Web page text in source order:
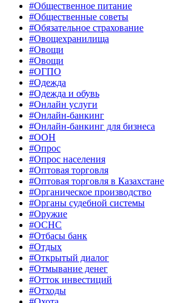
#Общественное питание
#Общественные советы
#Обязательное страхование
#Овощехранилища
#Овощи
#Овощи
#ОГПО
#Одежда
#Одежда и обувь
#Онлайн услуги
#Онлайн-банкинг
#Онлайн-банкинг для бизнеса
#ООН
#Опрос
#Опрос населения
#Оптовая торговля
#Оптовая торговля в Казахстане
#Органическое производство
#Органы судебной системы
#Оружие
#ОСНС
#Отбасы банк
#Отдых
#Открытый диалог
#Отмывание денег
#Отток инвестиций
#Отходы